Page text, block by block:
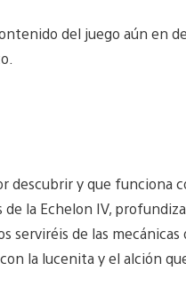
del juego aún en
descubrir y que funciona
la Echelon IV,
serviréis de las mecánicas
la lucenita y el alción